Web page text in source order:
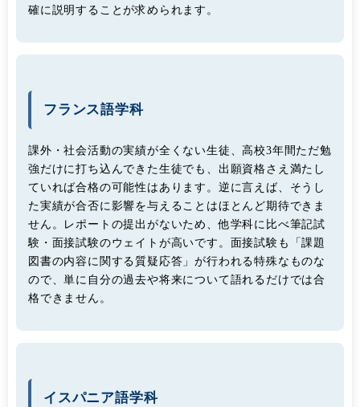
確に説明することが求められます。
フランス語学科
課外・社会活動の実績が全くない生徒、高校3年間ただ勉
強だけに打ち込んできた生徒でも、出願資格さえ満たし
ていれば合格の可能性はあります。逆に言えば、そうし
た実績が合否に影響を与えることはほとんど期待できま
せん。レポートの提出がないため、他学科に比べ筆記試
験・面接試験のウェイトが高いです。面接試験も「課題
図書の内容に関する質疑応答」が行われる特殊なものな
ので、単に自分の過去や将来について語れるだけでは合
格できません。
イスパニア語学科